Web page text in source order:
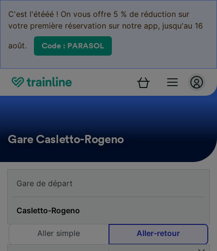
C'est l'étééé ! On vous offre 5 % de réduction sur
votre première réservation sur notre app, jusqu'au 16
août. Code : PARASOL
Gare Casletto-Rogeno
Aller simple Aller-retour